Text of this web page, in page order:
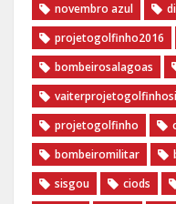
novembro azul
‎projetogolfinho2016
‎bombeirosalagoas‬
projetogolfinho
bombeiromilitar
sisgou
ciods